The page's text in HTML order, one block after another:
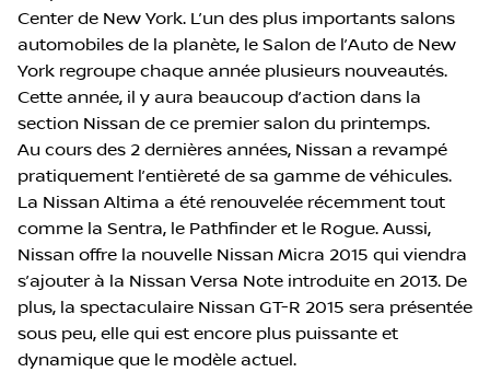
Center de New York. L’un des plus importants salons
automobiles de la planète, le Salon de l’Auto de New
York regroupe chaque année plusieurs nouveautés.
Cette année, il y aura beaucoup d’action dans la
section Nissan de ce premier salon du printemps.
Au cours des 2 dernières années, Nissan a revampé
pratiquement l’entièreté de sa gamme de véhicules.
La Nissan Altima a été renouvelée récemment tout
comme la Sentra, le Pathfinder et le Rogue. Aussi,
Nissan offre la nouvelle Nissan Micra 2015 qui viendra
s’ajouter à la Nissan Versa Note introduite en 2013. De
plus, la spectaculaire Nissan GT-R 2015 sera présentée
sous peu, elle qui est encore plus puissante et
dynamique que le modèle actuel.